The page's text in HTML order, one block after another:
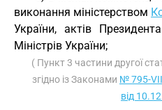
виконання міністерством
України, актів
Міністрів України;
( Пункт 3 частини другої
згідно із Законами № 795-
від